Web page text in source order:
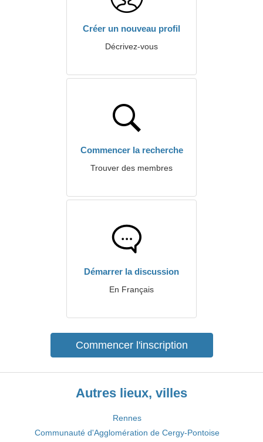
Créer un nouveau profil
Décrivez-vous
Commencer la recherche
Trouver des membres
Démarrer la discussion
En Français
Commencer l'inscription
Autres lieux, villes
Rennes
Communauté d'Agglomération de Cergy-Pontoise